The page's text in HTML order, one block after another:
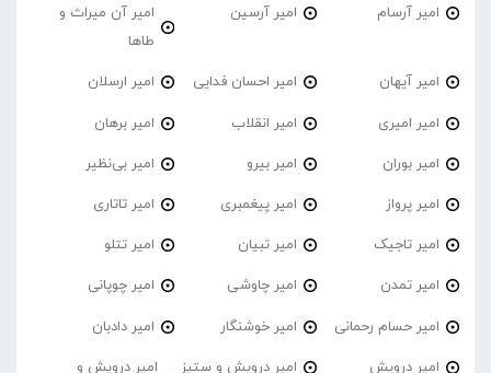
امیر آرسام امیر آرسین
امیر آن میراث و
طاها
امیر آیهان امیر احسان فدایی امیر ارسلان
امیر امیری امیر انقلاب امیر برهان
امیر‌ بوران امیر بیرو امیر بی‌نظیر
امیر پرواز امیر پیغمبری امیر تاتاری
امیر تاجیک امیر تبیان امیر تتلو
امیر تمدن امیر چاوشی امیر چوپانی
امیر حسام رحمانی امیر خوشنگار امیر دادبان
امیر درویش امیر درویش و ستیز
امیر درویش و